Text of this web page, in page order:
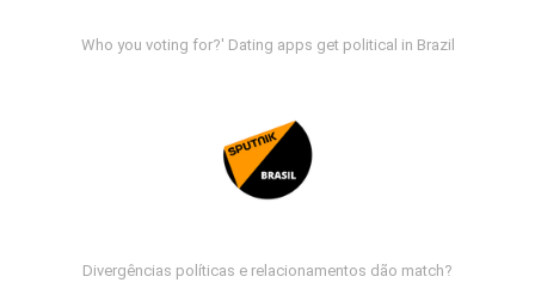
Who you voting for?' Dating apps get political in Brazil
Divergências políticas e relacionamentos dão match?